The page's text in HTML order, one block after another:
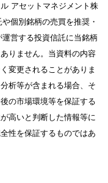
アセットマネジメント株
個別銘柄の売買を推奨・
営する投資信託に当銘柄
りません。当資料の内容
変更されることがありま
析等が含まれる場合、そ
の市場環境等を保証する
高いと判断した情報等に
性を保証するものではあ